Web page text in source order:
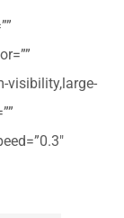
visibility,large-